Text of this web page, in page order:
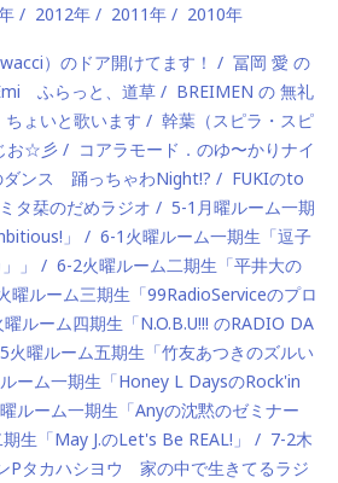
2012年 2011年 2010年
）のドア開けてます！
冨岡 愛 の
ふらっと、道草
BREIMEN の 無礼
ょいと歌います
幹葉（スピラ・スピ
お☆彡
コアラモード．のゆ〜かりナイ
ダンス 踊っちゃわNight!?
FUKIのto
タ栞のだめラジオ
5-1月曜ルーム一期
」
6-1火曜ルーム一期生「逗子
」
6-2火曜ルーム二期生「平井大の
曜ルーム三期生「99RadioServiceのプロ
ルーム四期生「N.O.B.U!!! のRADIO DA
火曜ルーム五期生「竹友あつきのズルい
ーム一期生「Honey L DaysのRock'in
ルーム一期生「Anyの沈黙のゼミナー
生「May J.のLet's Be REAL!」
7-2木
Pタカハシヨウ 家の中で生きてるラジ